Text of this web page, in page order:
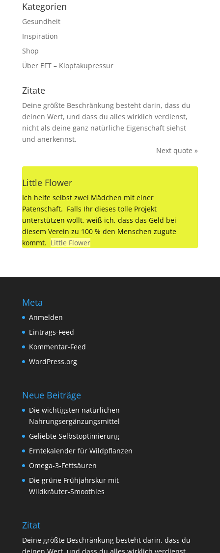
Kategorien
Gesundheit
Inspiration
Shop
Über EFT – Klopfakupressur
Zitate
Deine größte Beschränkung besteht darin, dass du
deinen Wert, und dass du alles wirklich verdienst,
nicht als deine ganz natürliche Eigenschaft siehst
und anerkennst.
Next quote »
Little Flower
Ich helfe selbst zwei Mädchen mit einer
Patenschaft. Falls Ihr dieses tolle Projekt
unterstützen wollt, weiß ich, dass das Geld bei
diesem Verein zu 100 % den Menschen zugute
kommt. Little Flower
Meta
Anmelden
Eintrags-Feed
Kommentar-Feed
WordPress.org
Neue Beiträge
Die wichtigsten natürlichen
Nahrungsergänzungsmittel
Geliebte Selbstoptimierung
Erntekalender für Wildpflanzen
Omega-3-Fettsäuren
Die grüne Frühjahrskur mit
Wildkräuter-Smoothies
Zitat
Deine größte Beschränkung besteht darin, dass du